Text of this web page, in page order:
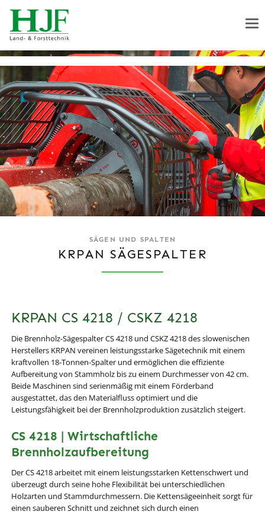
SÄGEN UND SPALTEN
KRPAN SÄGESPALTER
KRPAN CS 4218 / CSKZ 4218
Die Brennholz-Sägespalter CS 4218 und CSKZ 4218 des slowenischen
Herstellers KRPAN vereinen leistungsstarke Sägetechnik mit einem
kraftvollen 18-Tonnen-Spalter und ermöglichen die effiziente
Aufbereitung von Stammholz bis zu einem Durchmesser von 42 cm.
Beide Maschinen sind serienmäßig mit einem Förderband
ausgestattet, das den Materialfluss optimiert und die
Leistungsfähigkeit bei der Brennholzproduktion zusätzlich steigert.
CS 4218 | Wirtschaftliche
Brennholzaufbereitung
Der CS 4218 arbeitet mit einem leistungsstarken Kettenschwert und
überzeugt durch seine hohe Flexibilität bei unterschiedlichen
Holzarten und Stammdurchmessern. Die Kettensägeeinheit sorgt für
einen sauberen Schnitt und zeichnet sich durch einen